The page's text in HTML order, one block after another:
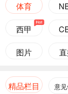
体育
西甲
图片
精品栏目 意